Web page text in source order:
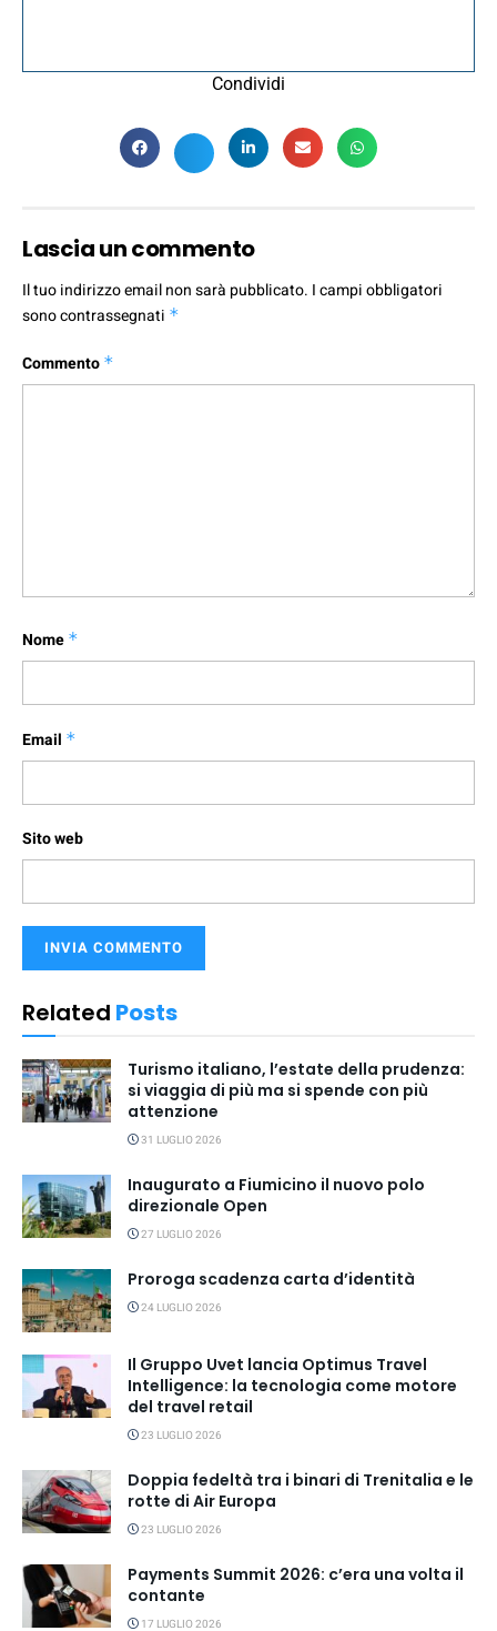
Condividi
Lascia un commento
Il tuo indirizzo email non sarà pubblicato. I campi obbligatori
sono contrassegnati *
Commento *
Nome *
Email *
Sito web
Related Posts
Turismo italiano, l’estate della prudenza:
si viaggia di più ma si spende con più
attenzione
31 LUGLIO 2026
Inaugurato a Fiumicino il nuovo polo
direzionale Open
27 LUGLIO 2026
Proroga scadenza carta d’identità
24 LUGLIO 2026
Il Gruppo Uvet lancia Optimus Travel
Intelligence: la tecnologia come motore
del travel retail
23 LUGLIO 2026
Doppia fedeltà tra i binari di Trenitalia e le
rotte di Air Europa
23 LUGLIO 2026
Payments Summit 2026: c’era una volta il
contante
17 LUGLIO 2026